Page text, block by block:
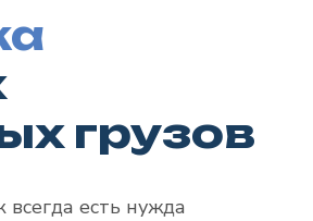
грузов
есть нужда